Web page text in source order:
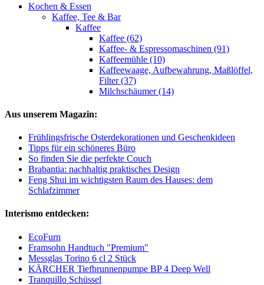
Kochen & Essen
Kaffee, Tee & Bar
Kaffee
Kaffee (62)
Kaffee- & Espressomaschinen (91)
Kaffeemühle (10)
Kaffeewaage, Aufbewahrung, Maßlöffel,
Filter (37)
Milchschäumer (14)
Aus unserem Magazin:
Frühlingsfrische Osterdekorationen und Geschenkideen
Tipps für ein schöneres Büro
So finden Sie die perfekte Couch
Brabantia: nachhaltig praktisches Design
Feng Shui im wichtigsten Raum des Hauses: dem
Schlafzimmer
Interismo entdecken:
EcoFurn
Framsohn Handtuch "Premium"
Messglas Torino 6 cl 2 Stück
KÄRCHER Tiefbrunnenpumpe BP 4 Deep Well
Tranquillo Schüssel